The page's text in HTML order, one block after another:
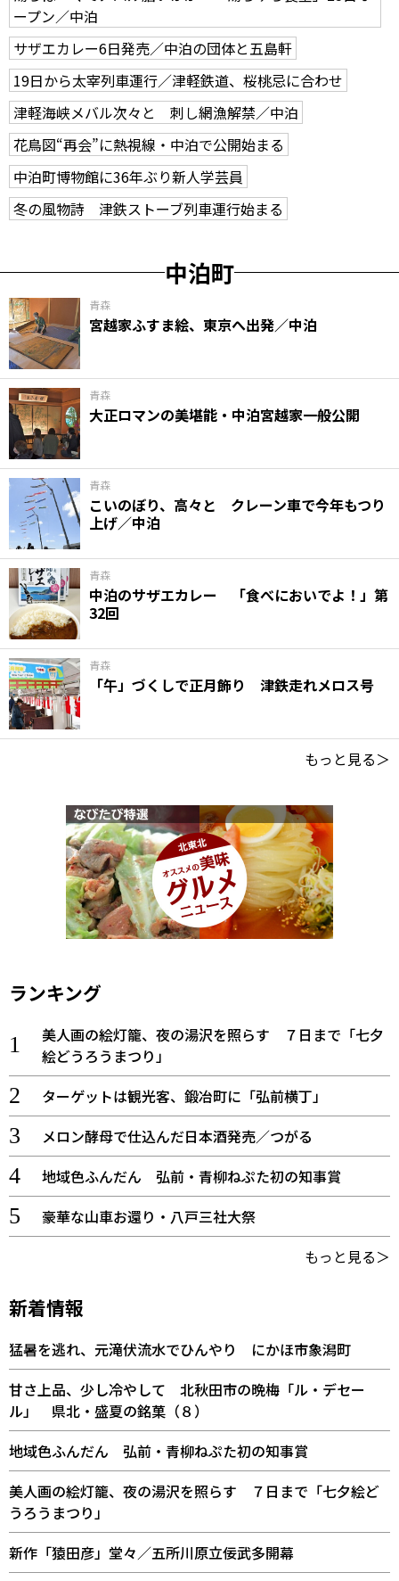
ープン／中泊
サザエカレー6日発売／中泊の団体と五島軒
19日から太宰列車運行／津軽鉄道、桜桃忌に合わせ
津軽海峡メバル次々と 刺し網漁解禁／中泊
花鳥図“再会”に熱視線・中泊で公開始まる
中泊町博物館に36年ぶり新人学芸員
冬の風物詩 津鉄ストーブ列車運行始まる
中泊町
青森
宮越家ふすま絵、東京へ出発／中泊
青森
大正ロマンの美堪能・中泊宮越家一般公開
青森
こいのぼり、高々と クレーン車で今年もつり
上げ／中泊
青森
中泊のサザエカレー 「食べにおいでよ！」第
32回
青森
「午」づくしで正月飾り 津鉄走れメロス号
もっと見る＞
ランキング
美人画の絵灯籠、夜の湯沢を照らす ７日まで「七夕
絵どうろうまつり」
ターゲットは観光客、鍛冶町に「弘前横丁」
メロン酵母で仕込んだ日本酒発売／つがる
地域色ふんだん 弘前・青柳ねぷた初の知事賞
豪華な山車お還り・八戸三社大祭
もっと見る＞
新着情報
猛暑を逃れ、元滝伏流水でひんやり にかほ市象潟町
甘さ上品、少し冷やして 北秋田市の晩梅「ル・デセー
ル」 県北・盛夏の銘菓（８）
地域色ふんだん 弘前・青柳ねぷた初の知事賞
美人画の絵灯籠、夜の湯沢を照らす ７日まで「七夕絵ど
うろうまつり」
新作「猿田彦」堂々／五所川原立佞武多開幕